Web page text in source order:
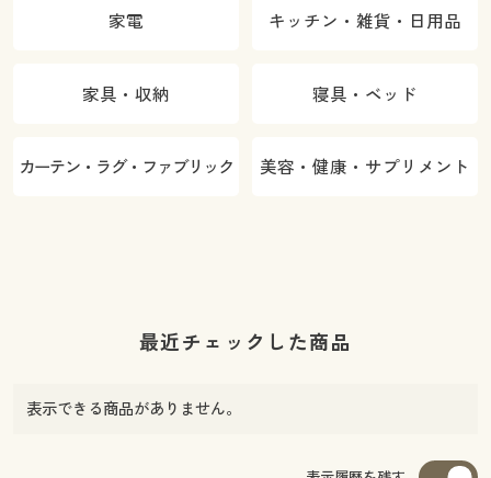
家電 キッチン・雑貨・日用品
家具・収納 寝具・ベッド
カーテン・ラグ・ファブリック 美容・健康・サプリメント
最近チェックした商品
表示できる商品がありません。